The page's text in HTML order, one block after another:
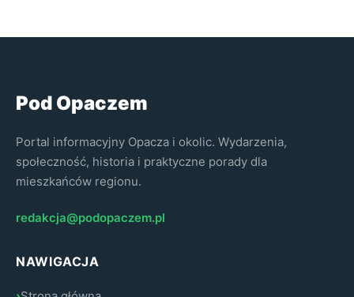
Pod Opaczem
Portal informacyjny Opacza i okolic. Wydarzenia,
społeczność, historia i praktyczne porady dla
mieszkańców regionu.
redakcja@podopaczem.pl
NAWIGACJA